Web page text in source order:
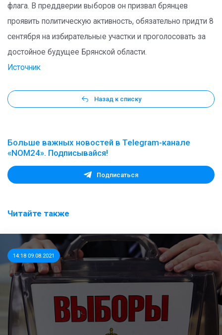
флага. В преддверии выборов он призвал брянцев
проявить политическую активность, обязательно придти 8
сентября на избирательные участки и проголосовать за
достойное будущее Брянской области.
Источник
Назад к списку
Больше важных новостей в Telegram-канале
«NOM24». Подписывайся!
Подписаться
Читайте также
14:18 09.08.2021